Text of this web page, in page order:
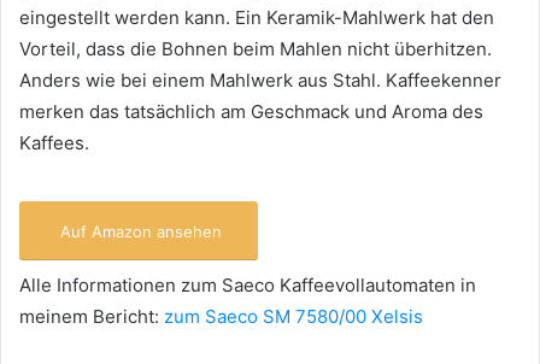
eingestellt werden kann. Ein Keramik-Mahlwerk hat den
Vorteil, dass die Bohnen beim Mahlen nicht überhitzen.
Anders wie bei einem Mahlwerk aus Stahl. Kaffeekenner
merken das tatsächlich am Geschmack und Aroma des
Kaffees.
Auf Amazon ansehen
Alle Informationen zum Saeco Kaffeevollautomaten in
meinem Bericht: zum Saeco SM 7580/00 Xelsis